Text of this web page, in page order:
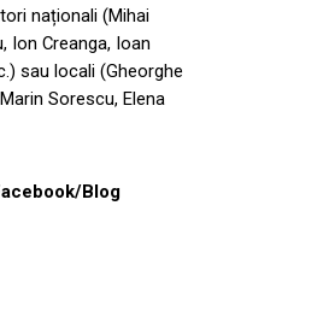
naționali (Mihai
Ion Creanga, Ioan
sau locali (Gheorghe
Sorescu, Elena
Blog